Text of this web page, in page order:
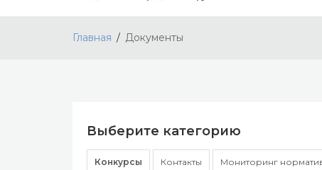
Главная Документы
Выберите категорию
Конкурсы Контакты Мониторинг